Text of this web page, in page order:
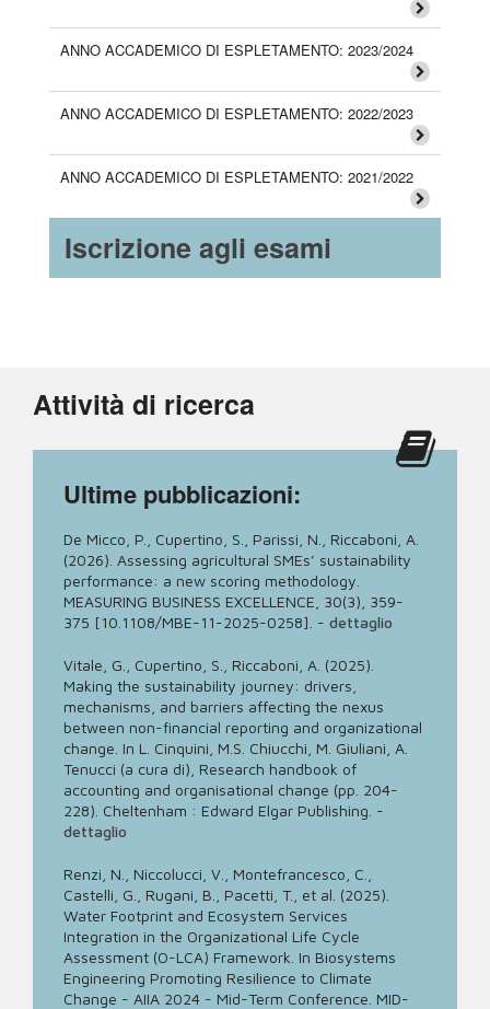
ANNO ACCADEMICO DI ESPLETAMENTO: 2023/2024
ANNO ACCADEMICO DI ESPLETAMENTO: 2022/2023
ANNO ACCADEMICO DI ESPLETAMENTO: 2021/2022
Iscrizione agli esami
Attività di ricerca
Ultime pubblicazioni:
De Micco, P., Cupertino, S., Parissi, N., Riccaboni, A.
(2026). Assessing agricultural SMEs’ sustainability
performance: a new scoring methodology.
MEASURING BUSINESS EXCELLENCE, 30(3), 359-
375 [10.1108/MBE-11-2025-0258]. - dettaglio
Vitale, G., Cupertino, S., Riccaboni, A. (2025).
Making the sustainability journey: drivers,
mechanisms, and barriers affecting the nexus
between non-financial reporting and organizational
change. In L. Cinquini, M.S. Chiucchi, M. Giuliani, A.
Tenucci (a cura di), Research handbook of
accounting and organisational change (pp. 204-
228). Cheltenham : Edward Elgar Publishing. -
dettaglio
Renzi, N., Niccolucci, V., Montefrancesco, C.,
Castelli, G., Rugani, B., Pacetti, T., et al. (2025).
Water Footprint and Ecosystem Services
Integration in the Organizational Life Cycle
Assessment (O-LCA) Framework. In Biosystems
Engineering Promoting Resilience to Climate
Change - AIIA 2024 - Mid-Term Conference. MID-